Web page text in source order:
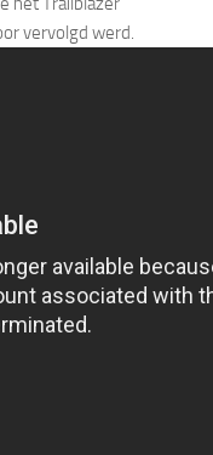
vervolgd werd.